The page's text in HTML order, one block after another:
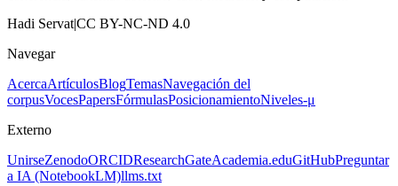
Hadi Servat|CC BY-NC-ND 4.0
Navegar
AcercaArtículosBlogTemasNavegación del
corpusVocesPapersFórmulasPosicionamientoNiveles-μ
Externo
UnirseZenodoORCIDResearchGateAcademia.eduGitHubPreguntar
a IA (NotebookLM)llms.txt